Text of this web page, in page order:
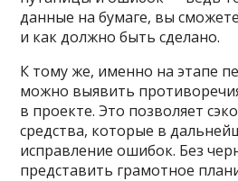
данные на бумаге, вы
и как должно быть сделано.
К тому же, именно на этапе
можно выявить
в проекте. Это позволяет
средства, которые в
исправление ошибок. Без
представить грамотное